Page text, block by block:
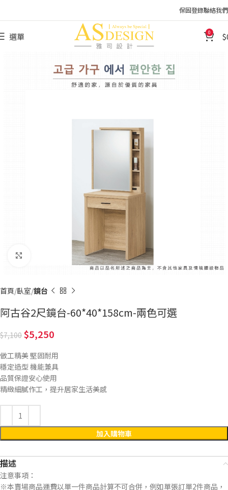
保固登錄聯絡我們
選單 0
Click to enlarge
首頁 臥室 鏡台
阿古谷2尺鏡台-60*40*158cm-兩色可選
7,100 5,250
做工精美 堅固耐用
穩定造型 機能兼具
品質保證安心使用
精緻細膩作工，提升居家生活美感
加入購物車
描述
注意事項：
※本賣場商品運費以單一件商品計算不可合併，例如單張訂單2件商品，